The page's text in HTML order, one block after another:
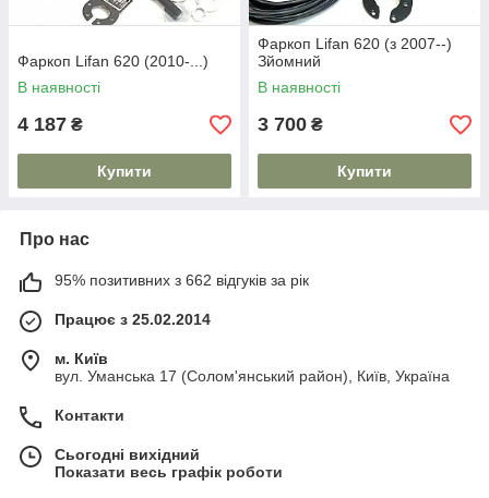
Фаркоп Lifan 620 (2010-...)
В наявності
4 187 ₴
Купити
Фаркоп Lifan 620 (з 2007--)
Зйомний
В наявності
3 700 ₴
Купити
Про нас
95% позитивних з 662 відгуків за рік
Працює з 25.02.2014
м. Київ
вул. Уманська 17 (Солом'янський район), Київ, Україна
Контакти
Сьогодні вихідний
Показати весь графік роботи